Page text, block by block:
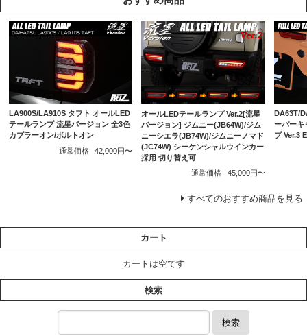
LA900S/LA910S タフト オールLED
テールランプ 流星バージョン 全3色
カプラーオン/ボルトオン
通常価格
42,000円〜
オールLEDテールランプ Ver.2[流星
バージョン] ジムニー(JB64W)/ジム
ニーシエラ(JB74W)/ジムニーノマド
(JC74W) シーケンシャルウインカー
採用 切り替え可
通常価格
45,000円〜
DA63T/
ーパーキ
プ Ver.3
すべてのおすすめ商品を見る
カート
カートは空です
検索
検索